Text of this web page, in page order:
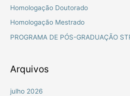
r
p
r
Homologação Doutorado
Homologação Mestrado
PROGRAMA DE PÓS-GRADUAÇÃO
Arquivos
julho 2026